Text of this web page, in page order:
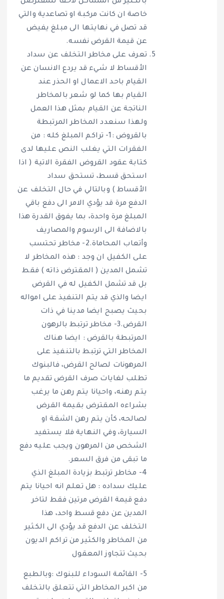
خاصة ان كانت مركبة او تصاعدية والتي
قد تصل في نهايتها الى مبلغ يفيض
عن قيمة القرض نفسه.
تعرف على مخاطر التخلف عن سداد
الأقساط لا شيء قد يردع الانسان عن
القيام باحد الاعمال او الحذر عند
القيام بها كما لو شعر بالمخاطر
الناتجة عن القيام بمثل هذا العمل
ولهذا سنعدد المخاطر المرتبطة
بالقروض :1- تراكم المبلغ كله : من
الفقرات التي يغلب النص عليها لدى
كتابة عقود القروض الفقرة الاتية ( اذا
استحق قسط، تستحق سداد
الأقساط ) وبالتالي في حال التخلف عن
الدفع مرة قد يؤدي الامر الى دفع باقي
المبلغ مرة واحدة، بما يفوق القدرة هذا
بالاضافة الى الرسوم والمصاريف
وأتعاب المحاماة.2- مخاطر تحتسب
على الكفيل ان وجد : هذه المخاطر لا
تشمل المدين ( المقترض ذاته ) فقط
بل قد تشمل الكفيل له في القرض
ايضا والذي قد يتم التنفيذ على امواله
بحيث يصبح ايضا مدينا في ذات
القرض.3- مخاطر ترتبط بالرهون
المرتبطة بالقرض : ايضا هناك
المخاطر التي ترتبط بالتنفيذ على
المرهونات لصالح القرض، فالبنوك
تطلب لغايات صرف القرض تقديم ما
يتم رهنه، واحيانا يتم رهن ما يرغب
بشراءه المقترض بقيمة القرض
لصالحه، كأن يتم رهن الشقة او
السيارة، وفي النهاية فلا يستفيد
الشخص من المرهون ويجب عليه دفع
ما تبقى من فرق السعر.
4- مخاطر ترتبط بزيادة المبلغ الذي
عليك سداده : هل تعلم انه احيانا يتم
دفع قيمة القرض مرتين فقط لتاخر
المدين عن دفع قسط واحد، هذا
التخلف عن الدفع قد يؤدي الى الكثير
من المخاطر والكثير من تراكم الديون
بحيث تتجاوز المعقول
5- القائمة السوداء للبنوك :وبالطبع
من اكبر المخاطر التي تتعلق بالتخلف